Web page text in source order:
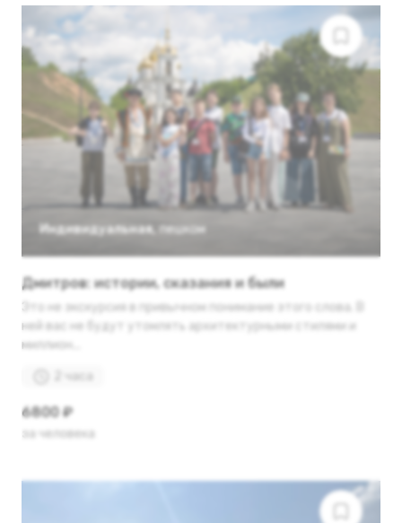
Индивидуальная, пешком
Дмитров: истории, сказания и были
Это не экскурсия в привычном понимание этого слова. В
ней вас не будут утомлять архитектурными стилями и
миллион...
2 часа
6800 ₽
за человека